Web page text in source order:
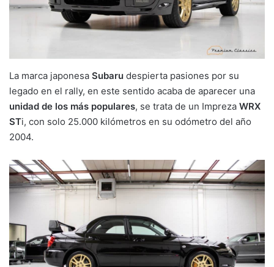
La marca japonesa Subaru despierta pasiones por su
legado en el rally, en este sentido acaba de aparecer una
unidad de los más populares, se trata de un Impreza WRX
STi, con solo 25.000 kilómetros en su odómetro del año
2004.